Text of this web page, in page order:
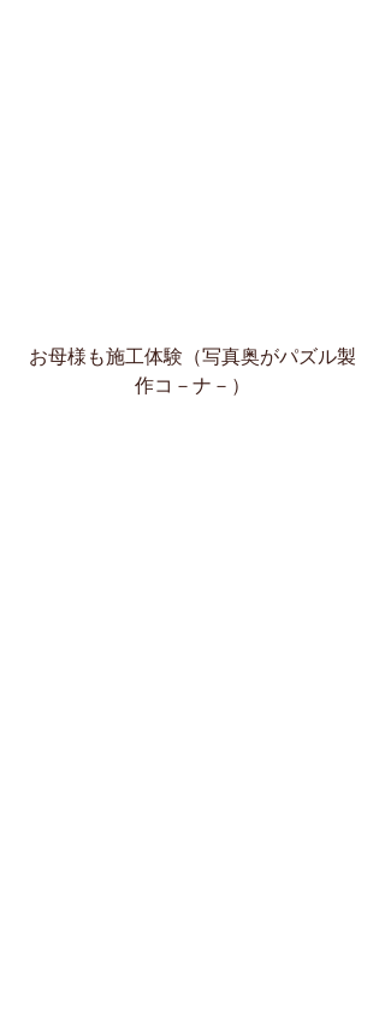
お母様も施工体験（写真奥がパズル製
作コ－ナ－）